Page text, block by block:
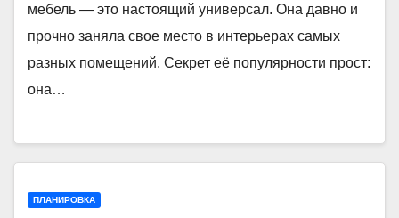
мебель — это настоящий универсал. Она давно и
прочно заняла свое место в интерьерах самых
разных помещений. Секрет её популярности прост:
она…
ПЛАНИРОВКА